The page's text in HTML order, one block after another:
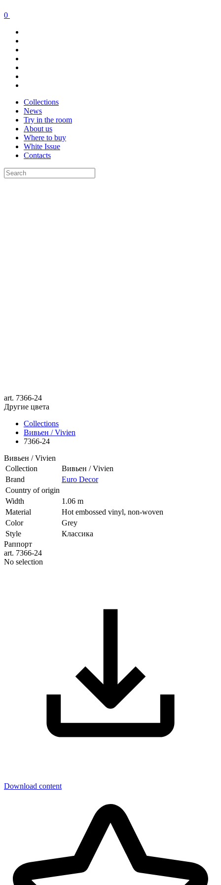
0
Collections
News
Try in the room
About us
Where to buy
White Issue
Contacts
art. 7366-24
Другие цвета
Collections
Вивьен / Vivien
7366-24
Вивьен / Vivien
Collection
Вивьен / Vivien
Brand
Euro Decor
Country of origin
Width
1.06 m
Material
Hot embossed vinyl, non-woven
Color
Grey
Style
Классика
Раппорт
art. 7366-24
No selection
Download content